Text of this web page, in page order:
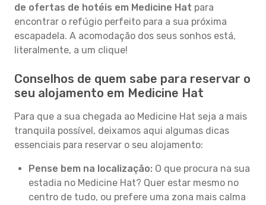
de ofertas de hotéis em Medicine Hat para
encontrar o refúgio perfeito para a sua próxima
escapadela. A acomodação dos seus sonhos está,
literalmente, a um clique!
Conselhos de quem sabe para reservar o
seu alojamento em Medicine Hat
Para que a sua chegada ao Medicine Hat seja a mais
tranquila possível, deixamos aqui algumas dicas
essenciais para reservar o seu alojamento:
Pense bem na localização: O que procura na sua
estadia no Medicine Hat? Quer estar mesmo no
centro de tudo, ou prefere uma zona mais calma